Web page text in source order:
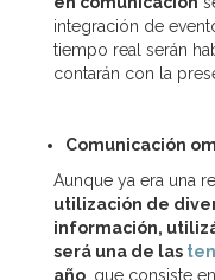
integración de
tiempo real serán
contarán con la
Comunicación
Aunque ya era una
utilización de
información,
será una de las
año , que consiste